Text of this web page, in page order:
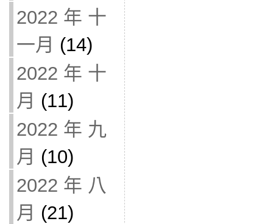
2022 年 十
一月 (14)
2022 年 十
月 (11)
2022 年 九
月 (10)
2022 年 八
月 (21)